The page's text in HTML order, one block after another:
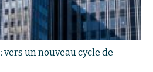
un nouveau cycle de